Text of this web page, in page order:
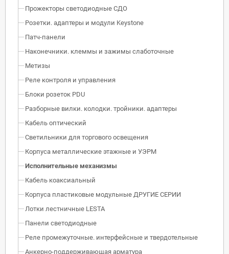
Прожекторы светодиодные СДО
Розетки. адаптеры и модули Keystone
Патч-панели
Наконечники. клеммы и зажимы слаботочные
Метизы
Реле контроля и управления
Блоки розеток PDU
Разборные вилки. колодки. тройники. адаптеры
Кабель оптический
Светильники для торгового освещения
Корпуса металлические этажные и УЭРМ
Исполнительные механизмы
Кабель коаксиальный
Корпуса пластиковые модульные ДРУГИЕ СЕРИИ
Лотки лестничные LESTA
Панели светодиодные
Реле промежуточные. интерфейсные и твердотельные
Анкерно-поддерживающая арматура